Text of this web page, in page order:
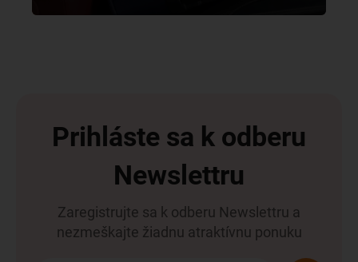
Prihláste sa k odberu
Newslettru
Zaregistrujte sa k odberu Newslettru a
nezmeškajte žiadnu atraktívnu ponuku